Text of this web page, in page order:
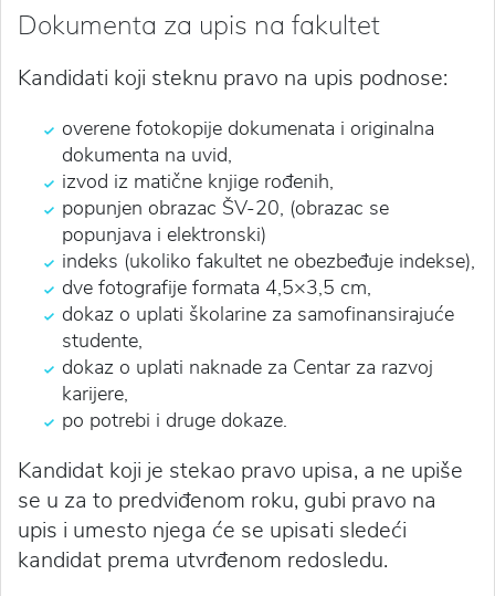
Dokumenta za upis na fakultet
Kandidati koji steknu pravo na upis podnose:
overene fotokopije dokumenata i originalna
dokumenta na uvid,
izvod iz matične knjige rođenih,
popunjen obrazac ŠV-20, (obrazac se
popunjava i elektronski)
indeks (ukoliko fakultet ne obezbeđuje indekse),
dve fotografije formata 4,5×3,5 cm,
dokaz o uplati školarine za samofinansirajuće
studente,
dokaz o uplati naknade za Centar za razvoj
karijere,
po potrebi i druge dokaze.
Kandidat koji je stekao pravo upisa, a ne upiše
se u za to predviđenom roku, gubi pravo na
upis i umesto njega će se upisati sledeći
kandidat prema utvrđenom redosledu.